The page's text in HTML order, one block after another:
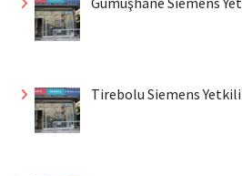
Tirebolu Siemens